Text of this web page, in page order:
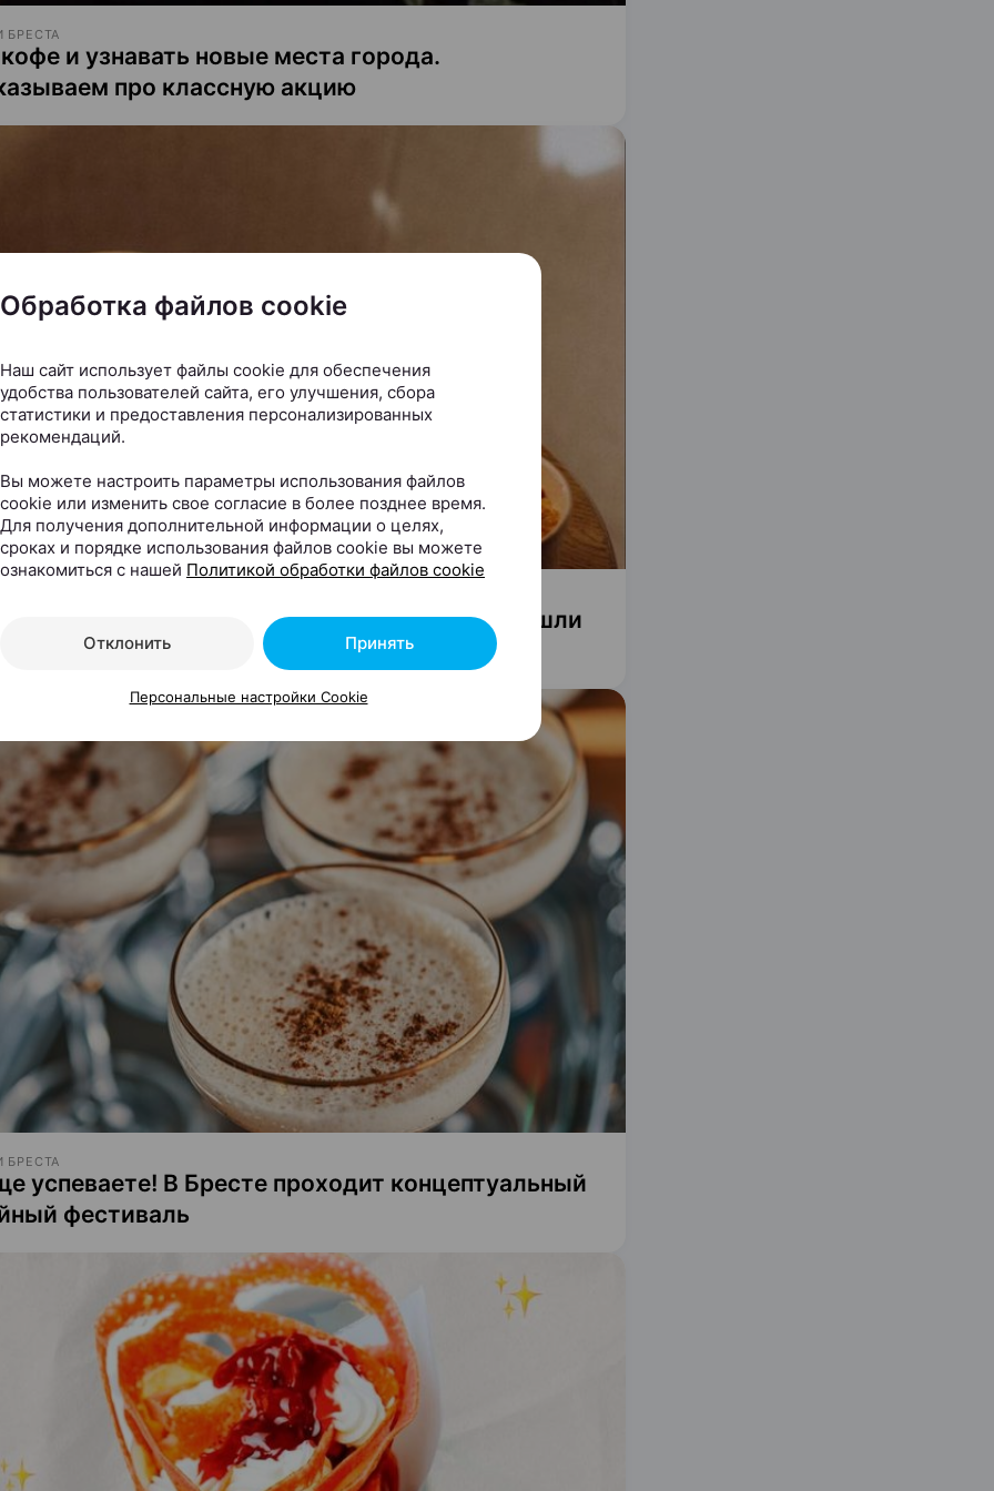
БРЕСТА
и узнавать новые места города.
про классную акцию
моти, осенняя фотозона с сапогами. Нашли
кафе в Бресте
БРЕСТА
успеваете! В Бресте проходит концептуальный
фестиваль
Обработка файлов cookie
Наш сайт использует файлы cookie для обеспечения
удобства пользователей сайта, его улучшения, сбора
статистики и предоставления персонализированных
рекомендаций.
Вы можете настроить параметры использования файлов
cookie или изменить свое согласие в более позднее время.
Для получения дополнительной информации о целях,
сроках и порядке использования файлов cookie вы можете
ознакомиться с нашей Политикой обработки файлов cookie
Отклонить Принять
Персональные настройки Cookie